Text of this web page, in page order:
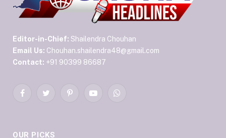
Editor-in-Chief: Shailendra Chouhan
Email Us: Chouhan.shailendra48@gmail.com
Contact: +91 90399 86687
FacebookTwitterPinterestYouTubeWhatsApp
OUR PICKS